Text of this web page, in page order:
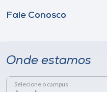
Fale Conosco
Onde estamos
Selecione o campus